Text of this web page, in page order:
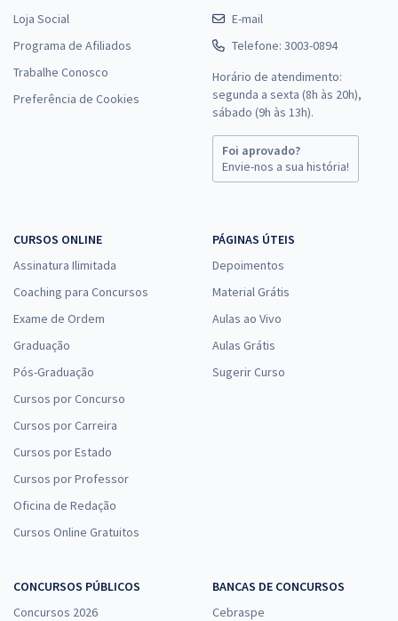
Loja Social
Programa de Afiliados
Trabalhe Conosco
Preferência de Cookies
E-mail
Telefone: 3003-0894
Horário de atendimento:
segunda a sexta (8h às 20h),
sábado (9h às 13h).
Foi aprovado?
Envie-nos a sua história!
CURSOS ONLINE
Assinatura Ilimitada
Coaching para Concursos
Exame de Ordem
Graduação
Pós-Graduação
Cursos por Concurso
Cursos por Carreira
Cursos por Estado
Cursos por Professor
Oficina de Redação
Cursos Online Gratuitos
PÁGINAS ÚTEIS
Depoimentos
Material Grátis
Aulas ao Vivo
Aulas Grátis
Sugerir Curso
CONCURSOS PÚBLICOS
Concursos 2026
BANCAS DE CONCURSOS
Cebraspe